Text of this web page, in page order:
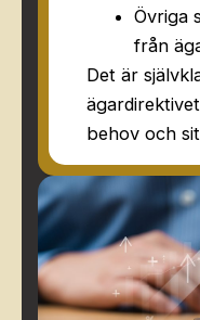
Övriga
från
Det är
behov och